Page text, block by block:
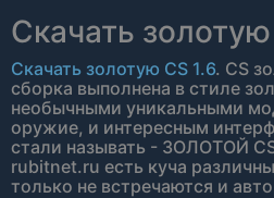
Скачать золотую
Скачать золотую CS 1.6. CS
сборка выполнена в стиле
необычными уникальными
оружие, и интересным
стали называть - ЗОЛОТОЙ
rubitnet.ru есть куча
только не встречаются и